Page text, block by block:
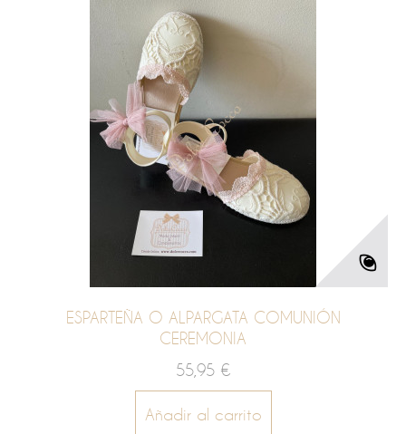
ESPARTEÑA O ALPARGATA COMUNIÓN
CEREMONIA
55,95 €
Añadir al carrito